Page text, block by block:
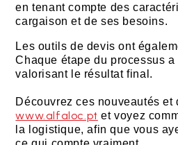
en tenant compte des
cargaison et de ses besoins.
Les outils de devis ont
Chaque étape du processus
valorisant le résultat final.
Découvrez ces nouveautés et
www.alfaloc.pt et voyez
la logistique, afin que vous